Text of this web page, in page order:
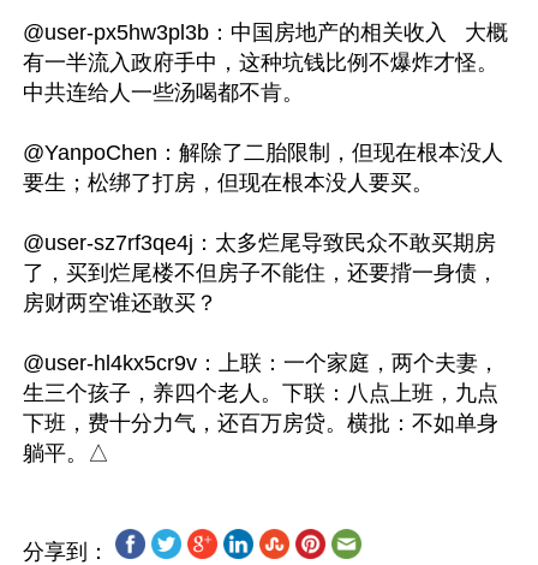
@user-px5hw3pl3b：中国房地产的相关收入   大概
有一半流入政府手中，这种坑钱比例不爆炸才怪。
中共连给人一些汤喝都不肯。
@YanpoChen：解除了二胎限制，但现在根本没人
要生；松绑了打房，但现在根本没人要买。
@user-sz7rf3qe4j：太多烂尾导致民众不敢买期房
了，买到烂尾楼不但房子不能住，还要揹一身债，
房财两空谁还敢买？
@user-hl4kx5cr9v：上联：一个家庭，两个夫妻，
生三个孩子，养四个老人。下联：八点上班，九点
下班，费十分力气，还百万房贷。横批：不如单身
分享到：